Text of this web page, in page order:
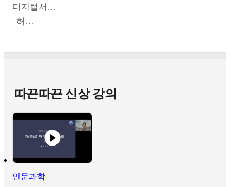
디지털서울문화예술대학교
허정록
따끈따끈 신상 강의
인문과학